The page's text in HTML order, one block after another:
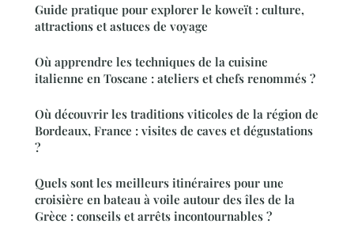
Guide pratique pour explorer le koweït : culture,
attractions et astuces de voyage
Où apprendre les techniques de la cuisine
italienne en Toscane : ateliers et chefs renommés ?
Où découvrir les traditions viticoles de la région de
Bordeaux, France : visites de caves et dégustations
?
Quels sont les meilleurs itinéraires pour une
croisière en bateau à voile autour des îles de la
Grèce : conseils et arrêts incontournables ?